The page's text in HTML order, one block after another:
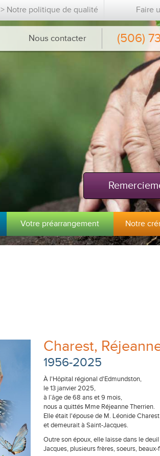
> Notre politique de qualité Faire
Nous contacter (506)
Votre préarrangement Notre
Charest,
1956-2025
À l'Hôpital régional d'Edmundston,
le 13 janvier 2025,
à l’âge de 68 ans et 9 mois,
nous a quittés Mme Réjeanne Therrien.
Elle était l'épouse de M. Léonide Charest
et demeurait à Saint-Jacques.
Outre son époux, elle laisse dans le
Jacques, plusieurs frères, soeurs,